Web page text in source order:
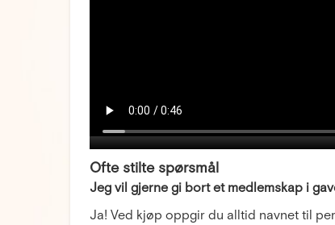
Ofte stilte spørsmål
Jeg vil gjerne gi bort et medlemskap i
Ja! Ved kjøp oppgir du alltid navnet til